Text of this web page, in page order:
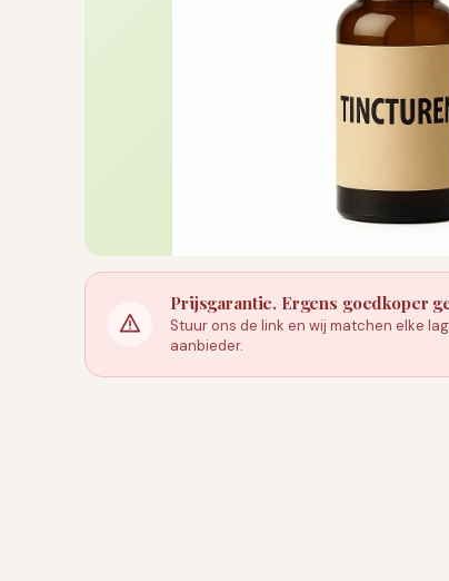
Prijsgarantie. Ergens goedkoper
Stuur ons de link en wij matchen elke
aanbieder.